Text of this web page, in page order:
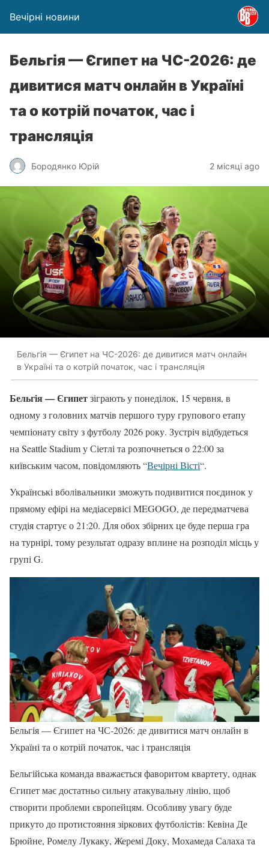
Вечірні новини
Бельгія — Єгипет на ЧС-2026: де
дивитися матч онлайн в Україні
та о котрій початок, час і
трансляція
Бородянко Юрій 2 місяці ago
Бельгія — Єгипет на ЧС-2026: де дивитися матч онлайн
в Україні та о котрій початок, час і трансляція
Бельгія — Єгипетзіграють у понеділок, 15 червня, в
одному з головних матчів першого туру групового етапу
чемпіонату світу з футболу 2026 року. Зустріч відбудеться
на Seattle Stadium у Сіетлі та розпочнеться о 22:00 за
київським часом, повідомляють “Вечірні Вісті“.
Українські вболівальники зможуть подивитися поєдинок у
прямому ефірі на медіасервісі MEGOGO, де передматчева
студія стартує о 21:20. Для обох збірних це буде перша гра
на турнірі, тому результат одразу вплине на розподіл місць у
групі G.
Бельгія — Єгипет на ЧС-2026: де дивитися матч онлайн в
Україні та о котрій початок, час і трансляція
Бельгійська команда вважається фаворитом квартету, однак
Єгипет має достатньо сильну атакувальну лінію, щоб
створити проблеми європейцям. Особливу увагу буде
прикуто до протистояння зіркових футболістів: Кевіна Де
Брюйне, Ромелу Лукаку, Жеремі Доку, Мохамеда Салаха та